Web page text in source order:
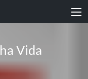
Vida